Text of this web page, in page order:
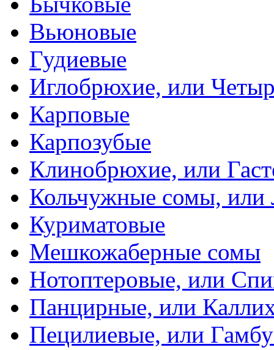
Вьюновые
Гудиевые
Иглобрюхие, или
Карповые
Карпозубые
Клинобрюхие, или
Кольчужные сомы, или
Куриматовые
Мешкожаберные сомы
Нотоптеровые, или
Панцирные, или
Пецилиевые, или